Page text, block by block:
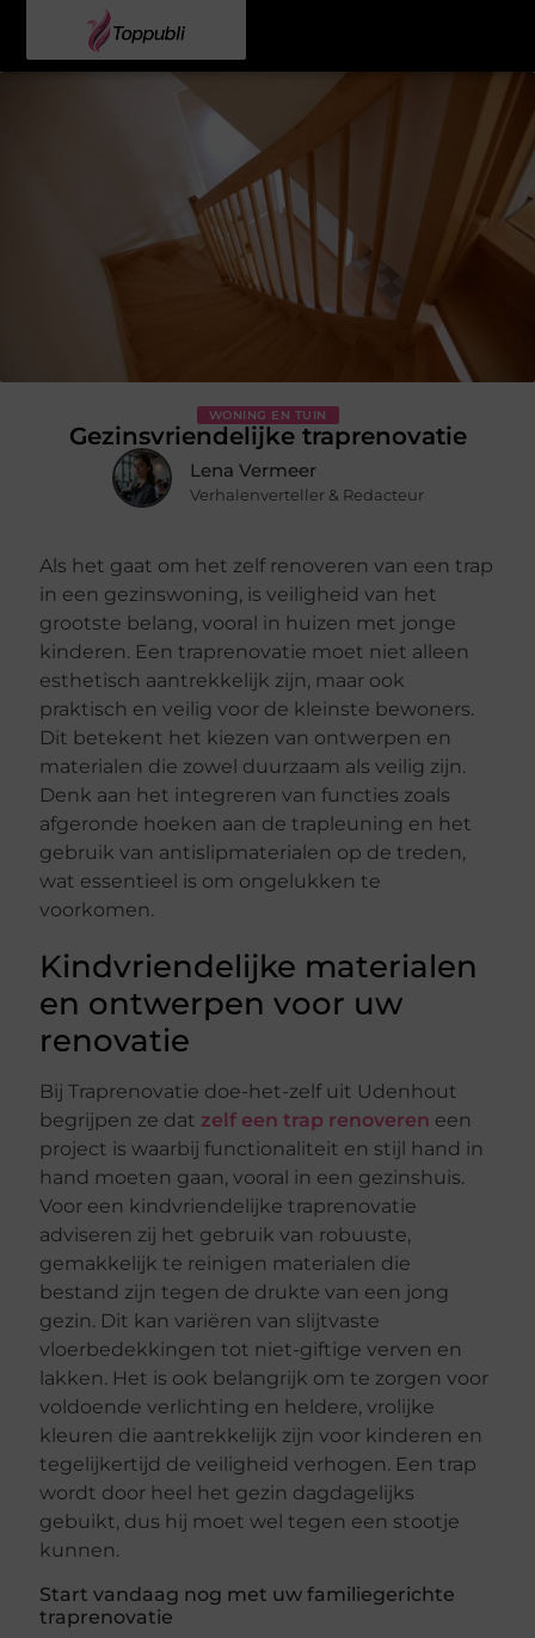
WONING EN TUIN
Gezinsvriendelijke traprenovatie
Lena Vermeer
Verhalenverteller & Redacteur
Als het gaat om het zelf renoveren van een trap
in een gezinswoning, is veiligheid van het
grootste belang, vooral in huizen met jonge
kinderen. Een traprenovatie moet niet alleen
esthetisch aantrekkelijk zijn, maar ook
praktisch en veilig voor de kleinste bewoners.
Dit betekent het kiezen van ontwerpen en
materialen die zowel duurzaam als veilig zijn.
Denk aan het integreren van functies zoals
afgeronde hoeken aan de trapleuning en het
gebruik van antislipmaterialen op de treden,
wat essentieel is om ongelukken te
voorkomen.
Kindvriendelijke materialen
en ontwerpen voor uw
renovatie
Bij Traprenovatie doe-het-zelf uit Udenhout
begrijpen ze dat zelf een trap renoveren een
project is waarbij functionaliteit en stijl hand in
hand moeten gaan, vooral in een gezinshuis.
Voor een kindvriendelijke traprenovatie
adviseren zij het gebruik van robuuste,
gemakkelijk te reinigen materialen die
bestand zijn tegen de drukte van een jong
gezin. Dit kan variëren van slijtvaste
vloerbedekkingen tot niet-giftige verven en
lakken. Het is ook belangrijk om te zorgen voor
voldoende verlichting en heldere, vrolijke
kleuren die aantrekkelijk zijn voor kinderen en
tegelijkertijd de veiligheid verhogen. Een trap
wordt door heel het gezin dagdagelijks
gebuikt, dus hij moet wel tegen een stootje
kunnen.
Start vandaag nog met uw familiegerichte
traprenovatie